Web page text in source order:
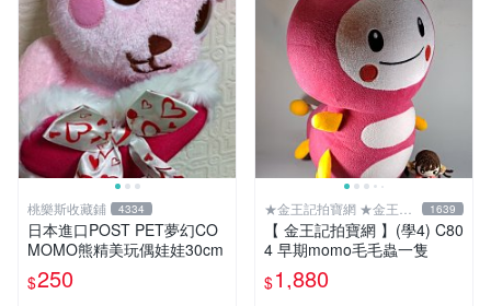
桃樂斯收藏鋪 4334
日本進口POST PET夢幻CO
MOMO熊精美玩偶娃娃30cm
$250
★金王記拍寶網 ★金王記
拍寶趣
1639
【 金王記拍寶網 】(學4) C80
4 早期momo毛毛蟲一隻
$1,880